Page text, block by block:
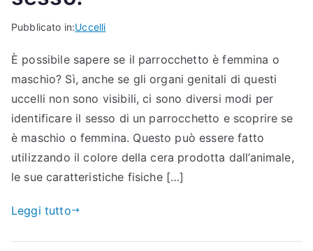
Pubblicato in:Uccelli
È possibile sapere se il parrocchetto è femmina o
maschio? Sì, anche se gli organi genitali di questi
uccelli non sono visibili, ci sono diversi modi per
identificare il sesso di un parrocchetto e scoprire se
è maschio o femmina. Questo può essere fatto
utilizzando il colore della cera prodotta dall’animale,
le sue caratteristiche fisiche […]
Leggi tutto